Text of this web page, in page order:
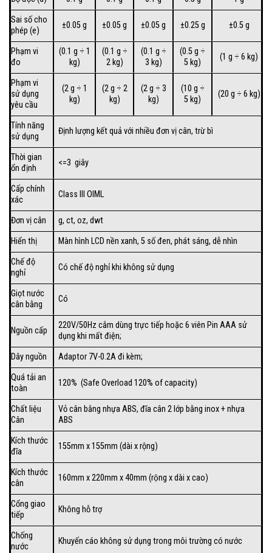
Sai số cho
phép (e)
±0.05 g ±0.05 g ±0.05 g ±0.25 g ±0.5 g
Phạm vi
đo
(0.1 g ÷ 1
kg)
(0.1 g ÷
2 kg)
(0.1 g ÷
3 kg)
(0.5 g ÷
5 kg)
(1 g ÷ 6 kg)
Phạm vi
sử dụng
yêu cầu
(2 g ÷ 1
kg)
(2 g ÷ 2
kg)
(2 g ÷ 3
kg)
(10 g ÷
5 kg)
(20 g ÷ 6 kg)
Tính năng
sử dụng
Định lượng kết quả với nhiều đơn vị cân, trừ bì
Thời gian
ổn định
<=3 giây
Cấp chính
xác
Class III OIML
Đơn vị cân
g, ct, oz, dwt
Hiển thị
Màn hình LCD nền xanh, 5 số đen, phát sáng, dễ nhìn
Chế độ
nghỉ
Có chế độ nghỉ khi không sử dụng
Giọt nước
cân bằng
Có
Nguồn cấp
220V/50Hz cắm dùng trực tiếp hoặc 6 viên Pin AAA sử
dụng khi mất điện;
Dây nguồn
Adaptor 7V-0.2A đi kèm;
Quá tải an
toàn
120% (Safe Overload 120% of capacity)
Chất liệu
Cân
Vỏ cân bằng nhựa ABS, đĩa cân 2 lớp bằng inox + nhựa
ABS
Kích thước
đĩa
155mm x 155mm (dài x rộng)
Kích thước
cân
160mm x 220mm x 40mm (rộng x dài x cao)
Cổng giao
tiếp
Không hỗ trợ
Chống
nước
Khuyến cáo không sử dụng trong môi trường có nước